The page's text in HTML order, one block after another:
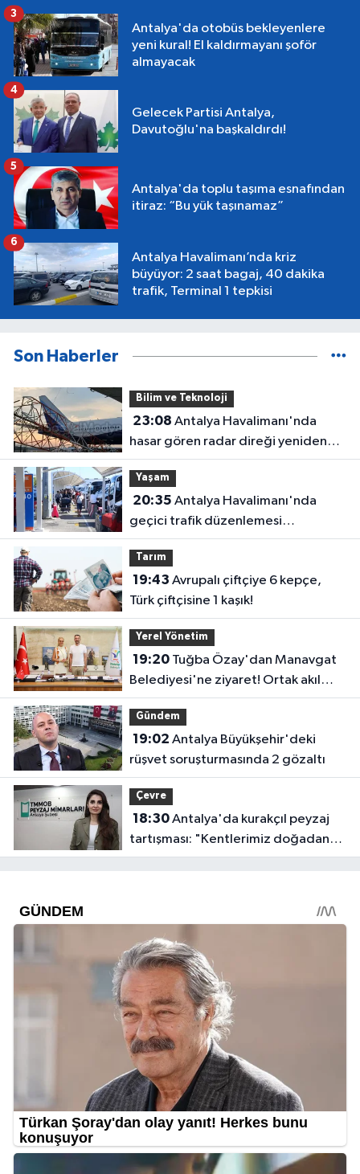
Antalya'da otobüs bekleyenlere
yeni kural! El kaldırmayanı şoför
almayacak
3
Gelecek Partisi Antalya,
Davutoğlu'na başkaldırdı!
4
Antalya'da toplu taşıma esnafından
itiraz: “Bu yük taşınamaz”
5
Antalya Havalimanı’nda kriz
büyüyor: 2 saat bagaj, 40 dakika
trafik, Terminal 1 tepkisi
6
Son Haberler
Bilim ve Teknoloji
23:08
hasar gören radar direği yeniden
hizmette
Yaşam
20:35
geçici trafik düzenlemesi
uygulanacak! Yolculara uyarı
Tarım
19:43
Türk çiftçisine 1 kaşık!
Yerel Yönetim
19:20Tuğba Özay'dan Manavgat
Belediyesi'ne ziyaret! Ortak akıl
sürecine destek verdi
Gündem
19:02
rüşvet soruşturmasında 2 gözaltı
Çevre
18:30Antalya'da kurakçıl peyzaj
tartışması: "Kentlerimiz doğadan
koparılıyor"